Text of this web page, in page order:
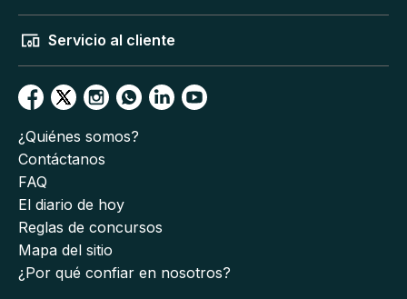
Servicio al cliente
¿Quiénes somos?
Contáctanos
FAQ
El diario de hoy
Reglas de concursos
Mapa del sitio
¿Por qué confiar en nosotros?